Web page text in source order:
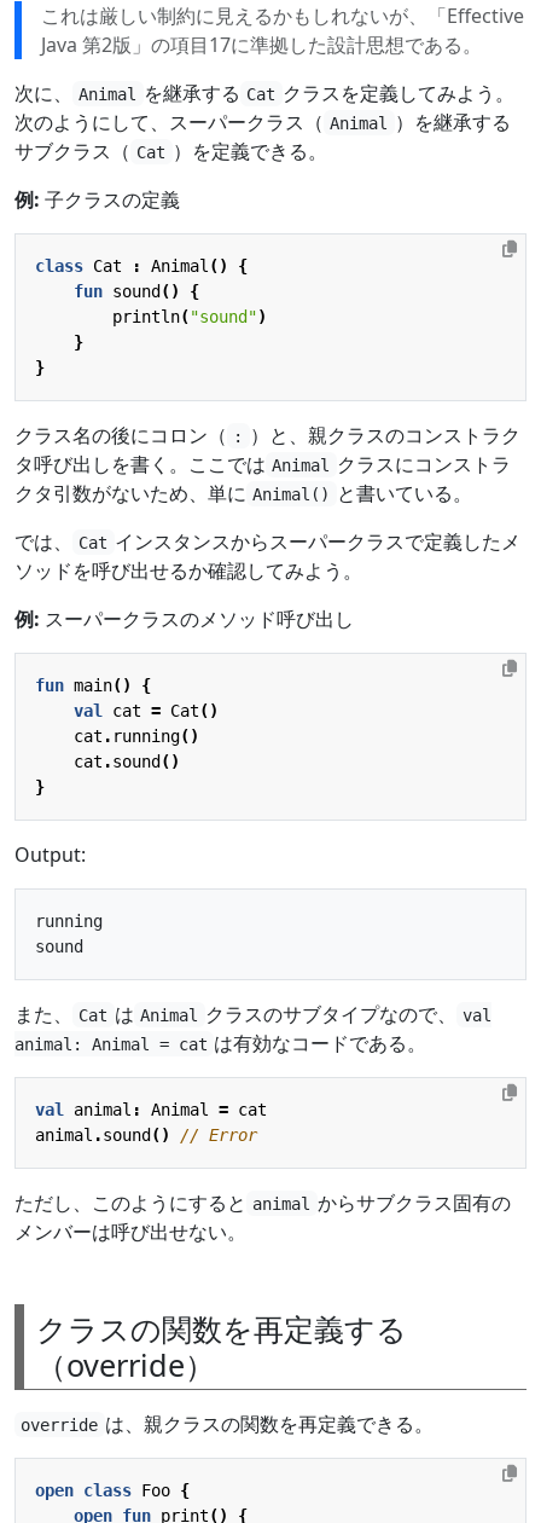
これは厳しい制約に見えるかもしれないが、「Effective
Java 第2版」の項目17に準拠した設計思想である。
次に、
Animal を継承する Cat クラスを定義してみよう。
次のようにして、スーパークラス（ Animal
）を継承する
サブクラス（ Cat ）を定義できる。
例: 子クラスの定義
class Cat : Animal ()
{
fun sound ()
{
println("sound")
}
}
クラス名の後にコロン（ :
）と、親クラスのコンストラク
タ呼び出しを書く。ここでは Animal
クラスにコンストラ
クタ引数がないため、単に Animal()
と書いている。
では、
Cat インスタンスからスーパークラスで定義したメ
ソッドを呼び出せるか確認してみよう。
例: スーパークラスのメソッド呼び出し
fun main()
{
val
cat = Cat()
cat . running()
cat .sound ()
}
Output:
running
また、 Cat は Animal クラスのサブタイプなので、
val
animal: Animal = cat は有効なコードである。
val animal : Animal = cat
animal .sound ()
ただし、このようにすると animal からサブクラス固有の
メンバーは呼び出せない。
クラスの関数を再定義する
（override）
override は、親クラスの関数を再定義できる。
open class Foo {
open fun print() {